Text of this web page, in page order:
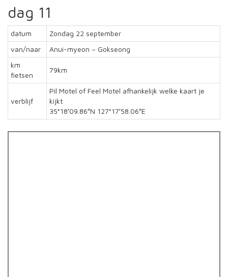
dag 11
datum
Zondag 22 september
van/naar
Anui-myeon – Gokseong
km
fietsen
79km
verblijf
Pil Motel of Feel Motel afhankelijk welke kaart je
kijkt
35°18′09.86″N 127°17′58.06″E